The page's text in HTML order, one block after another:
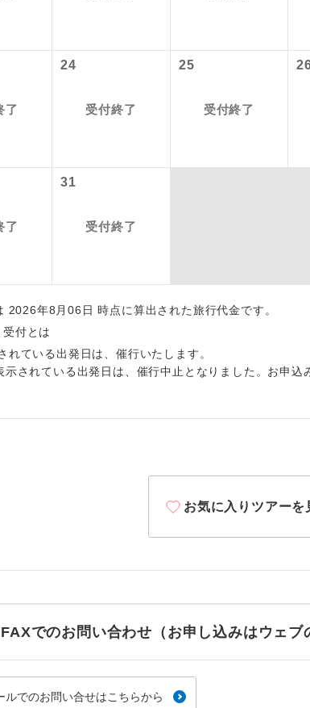
了
24
受付終了
25
受付終了
了
31
受付終了
2026年8月06日 時点に算出された旅行代金です。
受付とは
れている出発日は、催行いたします。
示されている出発日は、催行中止となりました。お申
お気に入りツアーを
でのお問い合わせ（お申し込みはウェブ
ルでのお問い合せはこちらから
ご旅行の契約が成立となります。
ウェブ限定コースとなりますので、コ
絶景スポ
温泉地に
全食事付き
トラベルイヤホン
周りの音
1名様催行
1名様1室同代金 1名様1室
ご夫婦限定 ご夫婦限
航空会社指定
利用航
す。
ホテル指定